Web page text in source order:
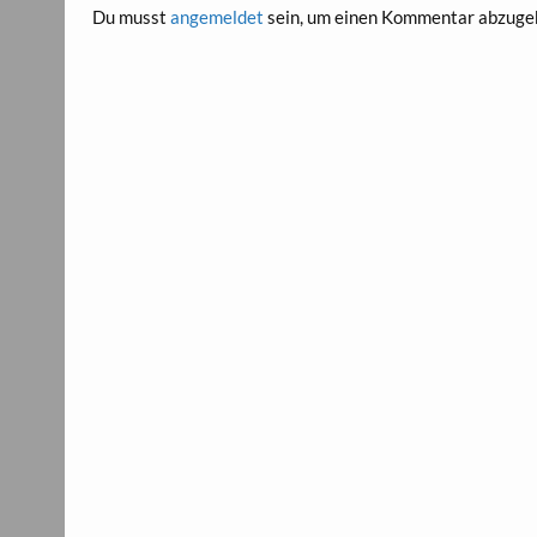
Du musst angemeldet sein, um einen Kommentar